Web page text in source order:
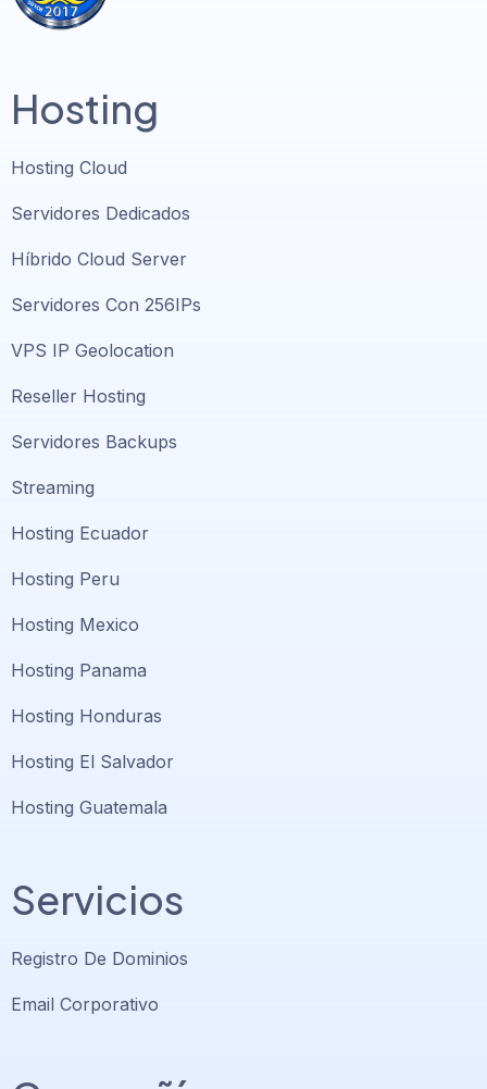
Hosting
Hosting Cloud
Servidores Dedicados
Híbrido Cloud Server
Servidores Con 256IPs
VPS IP Geolocation
Reseller Hosting
Servidores Backups
Streaming
Hosting Ecuador
Hosting Peru
Hosting Mexico
Hosting Panama
Hosting Honduras
Hosting El Salvador
Hosting Guatemala
Servicios
Registro De Dominios
Email Corporativo